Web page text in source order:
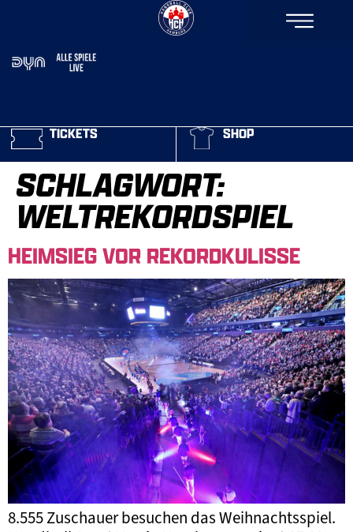
TICKETS SHOP
SCHLAGWORT:
WELTREKORDSPIEL
HEIMSIEG VOR REKORDKULISSE
8.555 Zuschauer besuchen das Weihnachtsspiel.